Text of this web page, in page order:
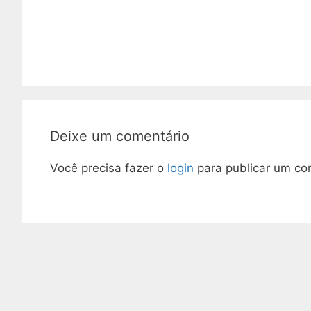
Deixe um comentário
Você precisa fazer o login para publicar um